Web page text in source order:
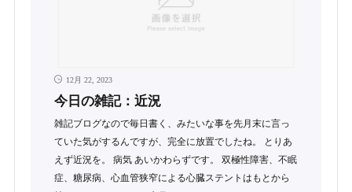
12月 22, 2023
今日の雑記：近況
雑記ブログなので毎日書く、みたいな事を先月末に言っ
ていた気がするんですが、完全に放置でしたね。 とりあ
えず近況を。 病気 あいかわらずです。 双極性障害、不眠
症、糖尿病、心血管狭窄による心臓ステントはもとから